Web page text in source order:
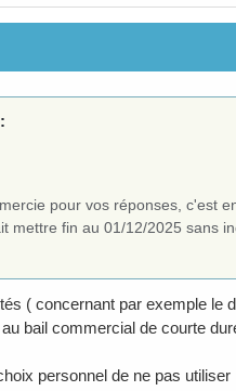
pour vos réponses, c'est
mettre fin au 01/12/2025 sans
( concernant par exemple le
bail commercial de courte
personnel de ne pas